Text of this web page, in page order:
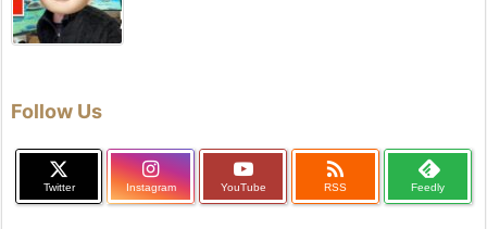
Follow Us
Twitter Instagram YouTube

RSS Feedly